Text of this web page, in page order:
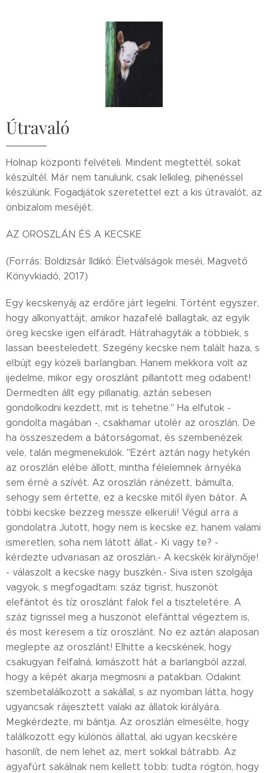
Útravaló
Holnap központi felvételi. Mindent megtettél, sokat
készültél. Már nem tanulunk, csak lelkileg, pihenéssel
készülünk. Fogadjátok szeretettel ezt a kis útravalót, az
önbizalom meséjét.
AZ OROSZLÁN ÉS A KECSKE
(Forrás: Boldizsár Ildikó: Életválságok meséi, Magvető
Könyvkiadó, 2017)
Egy kecskenyáj az erdőre járt legelni. Történt egyszer,
hogy alkonyattájt, amikor hazafelé ballagtak, az egyik
öreg kecske igen elfáradt. Hátrahagyták a többiek, s
lassan beesteledett. Szegény kecske nem talált haza, s
elbújt egy közeli barlangban. Hanem mekkora volt az
ijedelme, mikor egy oroszlánt pillantott meg odabent!
Dermedten állt egy pillanatig, aztán sebesen
gondolkodni kezdett, mit is tehetne." Ha elfutok -
gondolta magában -, csakhamar utolér az oroszlán. De
ha összeszedem a bátorságomat, és szembenézek
vele, talán megmenekülök. "Ezért aztán nagy hetykén
az oroszlán elébe állott, mintha félelemnek árnyéka
sem érné a szívét. Az oroszlán ránézett, bámulta,
sehogy sem értette, ez a kecske mitől ilyen bátor. A
többi kecske bezzeg messze elkerüli! Végül arra a
gondolatra Jutott, hogy nem is kecske ez, hanem valami
ismeretlen, soha nem látott állat.- Ki vagy te? -
kérdezte udvariasan az oroszlán.- A kecskék királynője!
- válaszolt a kecske nagy buszkén.- Siva isten szolgája
vagyok, s megfogadtam: száz tigrist, huszonöt
elefántot és tíz oroszlánt falok fel a tiszteletére. A
száz tigrissel meg a huszonöt elefánttal végeztem is,
és most keresem a tíz oroszlánt. No ez aztán alaposan
meglepte az oroszlánt! Elhitte a kecskének, hogy
csakugyan felfalná, kimászott hát a barlangból azzal,
hogy a képét akarja megmosni a patakban. Odakint
szembetalálkozott a sakállal, s az nyomban látta, hogy
ugyancsak ráijesztett valaki az állatok királyára.
Megkérdezte, mi bántja. Az oroszlán elmesélte, hogy
találkozott egy különös állattal, aki ugyan kecskére
hasonlít, de nem lehet az, mert sokkal bátrabb. Az
agyafúrt sakálnak nem kellett több: tudta rögtön, hogy